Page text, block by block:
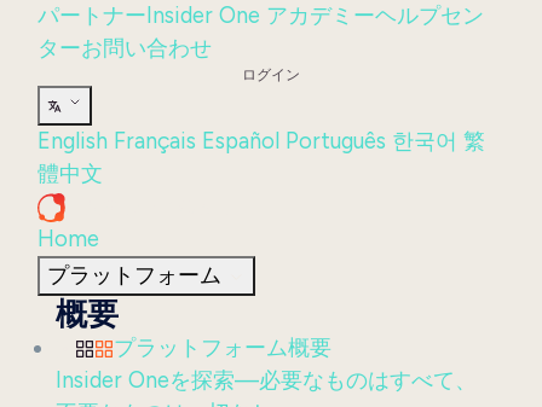
パートナー Insider One アカデミーヘルプセン
ターお問い合わせ
ログイン
English Français Español Português 한국어 繁
體中文
Home
プラットフォーム
概要
プラットフォーム概要
Insider Oneを探索—必要なものはすべて、